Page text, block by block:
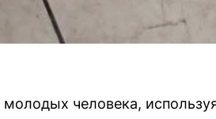
молодых человека,